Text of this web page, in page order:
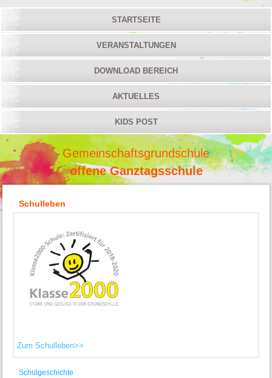
STARTSEITE
VERANSTALTUNGEN
DOWNLOAD BEREICH
AKTUELLES
KIDS POST
Gemeinschaftsgrundschule
offene Ganztagsschule
Schulleben
Zum Schulleben>>
Schulgeschichte